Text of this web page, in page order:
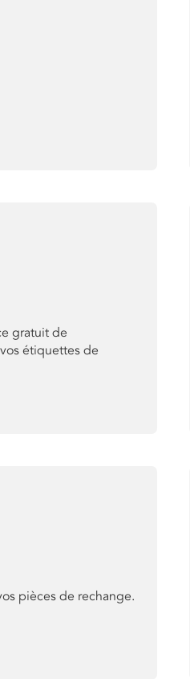
gratuit de
étiquettes de
pièces de rechange.